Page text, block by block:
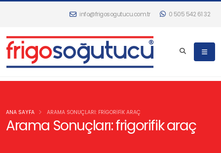
info@frigosogutucu.com.tr 0 505 542 61 32
Arama Sonuçları: frigorifik araç
ANA SAYFA ARAMA SONUÇLARI: FRIGORIFIK ARAÇ